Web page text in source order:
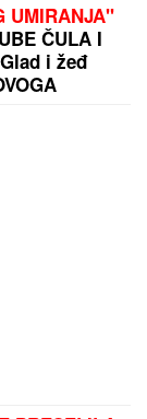
UMIRANJA"
ČULA I
i žeđ